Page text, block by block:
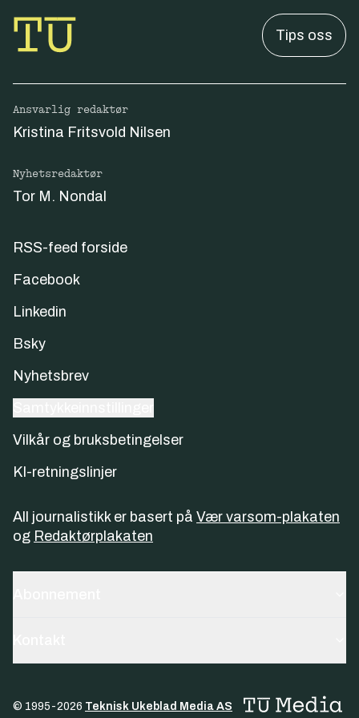
Tips oss
Ansvarlig redaktør
Kristina Fritsvold Nilsen
Nyhetsredaktør
Tor M. Nondal
RSS-feed forside
Facebook
Linkedin
Bsky
Nyhetsbrev
Vilkår og bruksbetingelser
KI-retningslinjer
All journalistikk er basert på Vær varsom-plakaten
og Redaktørplakaten
© 1995-2026 Teknisk Ukeblad Media AS